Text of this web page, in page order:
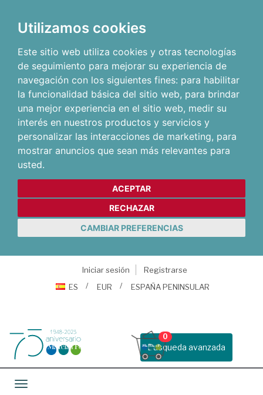
Utilizamos cookies
Este sitio web utiliza cookies y otras tecnologías
de seguimiento para mejorar su experiencia de
navegación con los siguientes fines: para habilitar
la funcionalidad básica del sitio web, para brindar
una mejor experiencia en el sitio web, medir su
interés en nuestros productos y servicios y
personalizar las interacciones de marketing, para
mostrar anuncios que sean más relevantes para
usted.
ACEPTAR
RECHAZAR
CAMBIAR PREFERENCIAS
Iniciar sesión
Registrarse
ES
EUR ESPAÑA PENINSULAR
Busqueda avanzada
0
Toggle navigation